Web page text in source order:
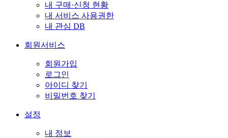
내 구매·신청 현황
내 서비스 사용권한
내 관심 DB
회원서비스
회원가입
로그인
아이디 찾기
비밀번호 찾기
설정
내 정보